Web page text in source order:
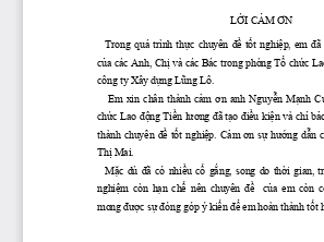
LỜI CẢM ƠN
   Trong  quá  trình
thực
  chuyên
đề tốt nghiệp,
  em
đã
của các Anh, Chị và các Bác trong phòng Tổ chức
công ty Xây dựng Lũng Lô.
    Em  xin  chân  thành
cảm ơn
  anh
Nguyễn Mạnh
chức Lao động Tiền lương đã tạo điều kiện và chỉ
thành  chuyên đề tốt nghiệp. Cảm ơn sự hướng dẫn
Thị Mai.
Mặc
  dù
đã
  có
nhiều cố gắng,
  song  do
thời
gian,
nghiệm
  còn
hạn chế
  nên  chuyên
đề của
em  còn
mong được sự đóng góp ý kiến để em hoàn thành tốt